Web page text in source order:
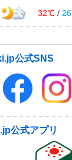
32℃ /
公式SNS
公式アプリ